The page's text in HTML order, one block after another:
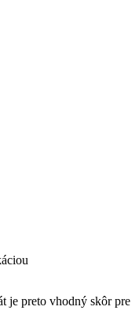
je preto vhodný skôr pre